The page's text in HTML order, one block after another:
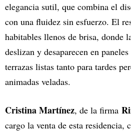
elegancia sutil, que combina el
con una fluidez sin esfuerzo. El
habitables llenos de brisa, donde
deslizan y desaparecen en
terrazas listas tanto para tardes
animadas veladas.
Cristina Martínez, de la firma
cargo la venta de esta residencia,